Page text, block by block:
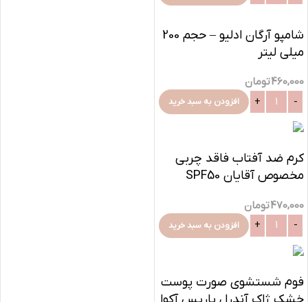
شامپو آرگان ادلیو – حجم 200
میلی لیتر
460,000تومان
افزودن به سبد خرید
کرم ضد آفتاب فاقد چربی
مخصوص آقایان SPF50
470,000تومان
افزودن به سبد خرید
فوم شستشوی صورت پوست